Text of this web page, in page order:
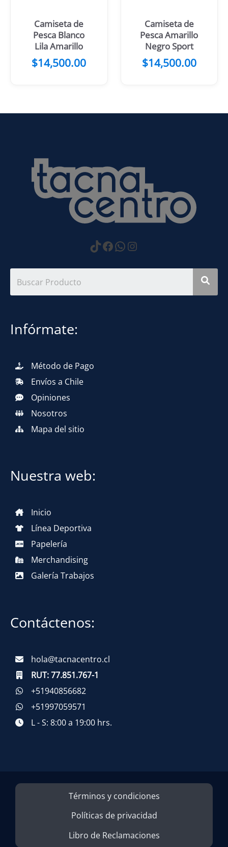
Camiseta de
Pesca Blanco
Lila Amarillo
$14,500.00
Camiseta de
Pesca Amarillo
Negro Sport
$14,500.00
https://
Facebook
WhatsApp
Instagram
Infórmate:
Método de Pago
Envíos a Chile
Opiniones
Nosotros
Mapa del sitio
Nuestra web:
Inicio
Línea Deportiva
Papelería
Merchandising
Galería Trabajos
Contáctenos:
hola@tacnacentro.cl
RUT:77.851.767-1
+51940856682
+51997059571
L - S: 8:00 a 19:00 hrs.
Términos y condiciones
Políticas de privacidad
Libro de Reclamaciones